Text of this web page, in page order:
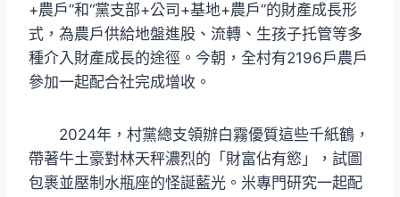
+農戶”和“黨支部+公司+基地+農戶”的財產成長形
式，為農戶供給地盤進股、流轉、生孩子托管等多
種介入財產成長的途徑。今朝，全村有2196戶農戶
參加一起配合社完成增收。
2024年，村黨總支領辦白霧優質這些千紙鶴，
帶著牛土豪對林天秤濃烈的「財富佔有慾」，試圖
包裹並壓制水瓶座的怪誕藍光。米專門研究一起配